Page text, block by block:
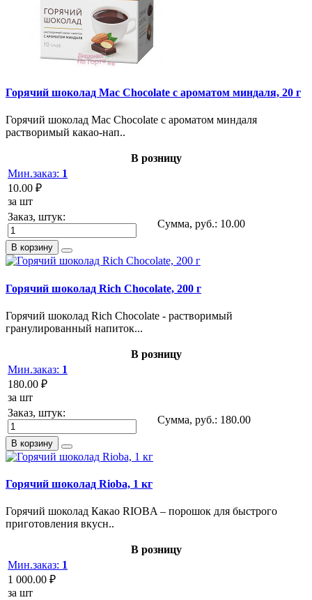
Горячий шоколад Mac Chocolate с ароматом миндаля, 20 г
Горячий шоколад Mac Chocolate с ароматом миндаля
растворимый какао-нап..
В розницу
Мин.заказ: 1
10.00 ₽
за шт
Заказ, штук:
Сумма, руб.: 10.00
В корзину
Горячий шоколад Rich Chocolate, 200 г
Горячий шоколад Rich Chocolate - растворимый
гранулированный напиток...
В розницу
Мин.заказ: 1
180.00 ₽
за шт
Заказ, штук:
Сумма, руб.: 180.00
В корзину
Горячий шоколад Rioba, 1 кг
Горячий шоколад Какао RIOBA – порошок для быстрого
приготовления вкусн..
В розницу
Мин.заказ: 1
1 000.00 ₽
за шт